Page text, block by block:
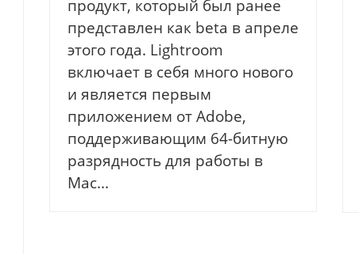
продукт, который был ранее
представлен как beta в апреле
этого года. Lightroom
включает в себя много нового
и является первым
приложением от Adobe,
поддерживающим 64-битную
разрядность для работы в
Mac...